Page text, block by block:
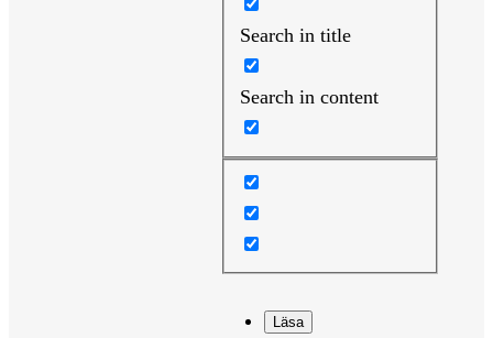
Search in title
Search in content
Läsa